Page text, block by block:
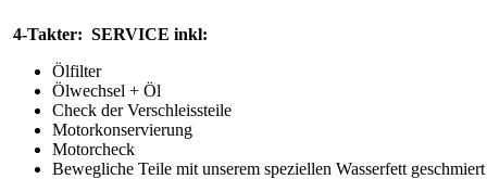
4-Takter: SERVICE inkl:
Ölfilter
Ölwechsel + Öl
Check der Verschleissteile
Motorkonservierung
Motorcheck
Bewegliche Teile mit unserem speziellen Wasserfett geschmiert